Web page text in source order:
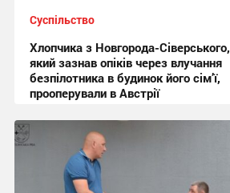
Суспільство
Хлопчика з Новгорода-Сіверського,
який зазнав опіків через влучання
безпілотника в будинок його сім’ї,
прооперували в Австрії
15:44, 5.08.2026